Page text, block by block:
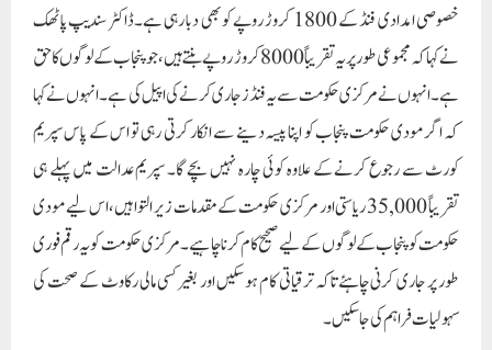
خصوصی امدادی فنڈ کے 1800 کروڑ روپے کو بھی دبا رہی ہے۔ڈاکٹر سندیپ پاٹھک
نے کہا کہ مجموعی طور پر یہ تقریباً 8000 کروڑ روپے بنتے ہیں، جو پنجاب کے لوگوں کا حق
ہے۔ انہوں نے مرکزی حکومت سے یہ فنڈز جاری کرنے کی اپیل کی ہے۔ انہوں نے کہا
کہ اگر مودی حکومت پنجاب کو اپنا پیسہ دینے سے انکار کرتی رہی تو اس کے پاس سپریم
کورٹ سے رجوع کرنے کے علاوہ کوئی چارہ نہیں بچے گا۔ سپریم عدالت میں پہلے ہی
تقریباً 35,000 ریاستی اور مرکزی حکومت کے مقدمات زیر التوا ہیں، اس لیے مودی
حکومت کو پنجاب کے لوگوں کے لیے صحیح کام کرنا چاہیے۔ مرکزی حکومت کو یہ رقم فوری
طور پر جاری کرنی چاہئے تاکہ ترقیاتی کام ہو سکیں اور بغیر کسی مالی رکاوٹ کے صحت کی
سہولیات فراہم کی جا سکیں۔